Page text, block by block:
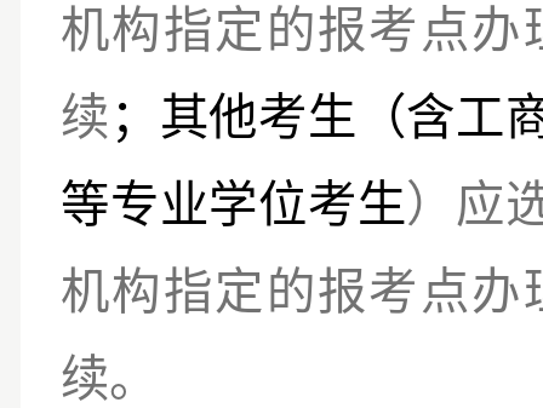
机构指定的报考点
续 ；其他考生（含工
等专业学位考生）应
机构指定的报考点
续。